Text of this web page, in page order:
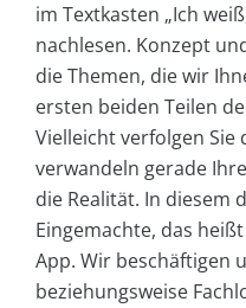
im Textkasten „Ich
nachlesen. Konzept
die Themen, die wir
ersten beiden Teilen
Vielleicht verfolgen Sie
verwandeln gerade
die Realität. In diesem
Eingemachte, das
App. Wir beschäftigen
beziehungsweise